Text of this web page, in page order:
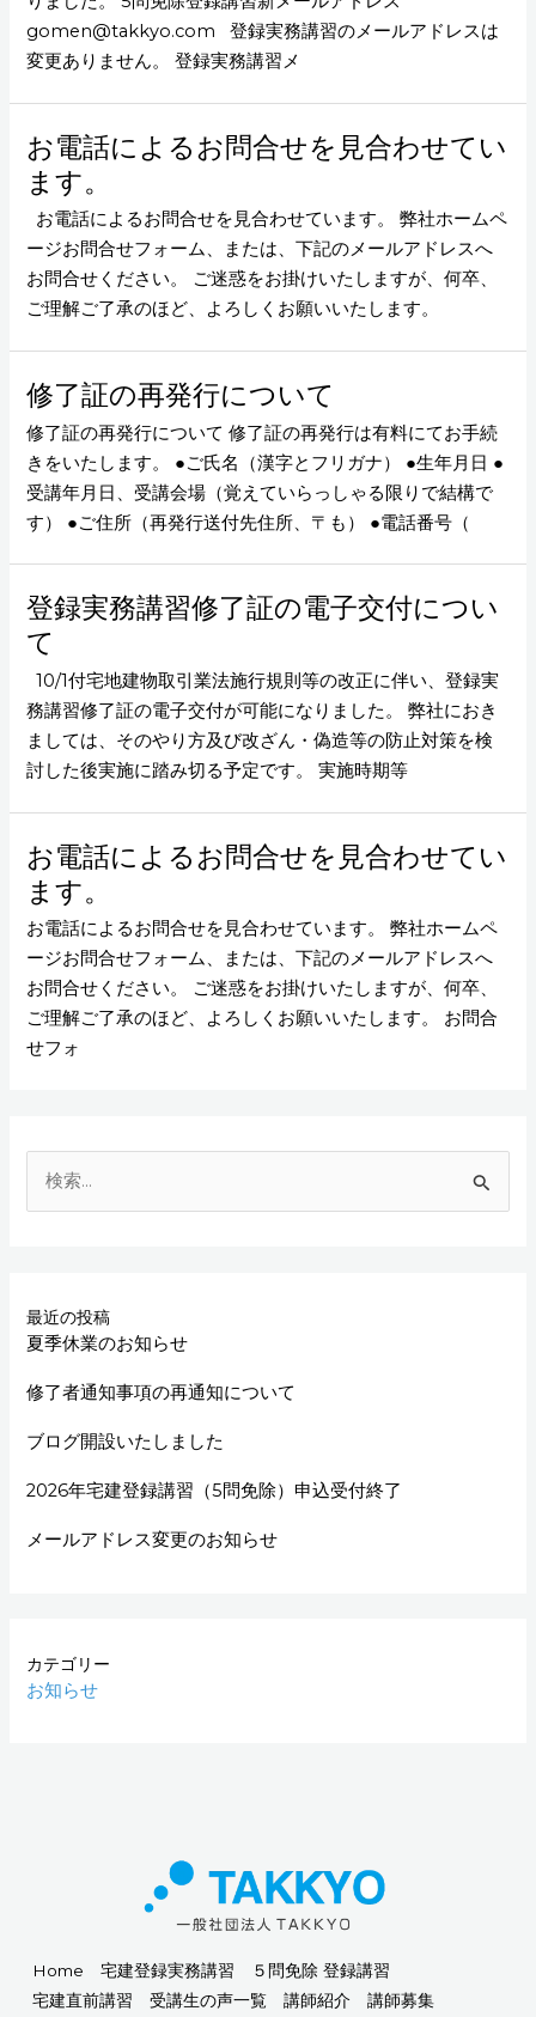
gomen@takkyo.com 登録実務講習のメールアドレスは
変更ありません。 登録実務講習メ
お電話によるお問合せを見合わせてい
ます。
お電話によるお問合せを見合わせています。 弊社ホームペ
ージお問合せフォーム、または、下記のメールアドレスへ
お問合せください。 ご迷惑をお掛けいたしますが、何卒、
ご理解ご了承のほど、よろしくお願いいたします。
修了証の再発行について
修了証の再発行について 修了証の再発行は有料にてお手続
きをいたします。 ●ご氏名（漢字とフリガナ） ●生年月日 ●
受講年月日、受講会場（覚えていらっしゃる限りで結構で
す） ●ご住所（再発行送付先住所、〒も） ●電話番号（
登録実務講習修了証の電子交付につい
て
10/1付宅地建物取引業法施行規則等の改正に伴い、登録実
務講習修了証の電子交付が可能になりました。 弊社におき
ましては、そのやり方及び改ざん・偽造等の防止対策を検
討した後実施に踏み切る予定です。 実施時期等
お電話によるお問合せを見合わせてい
ます。
お電話によるお問合せを見合わせています。 弊社ホームペ
ージお問合せフォーム、または、下記のメールアドレスへ
お問合せください。 ご迷惑をお掛けいたしますが、何卒、
ご理解ご了承のほど、よろしくお願いいたします。 お問合
せフォ
:最近の投稿
夏季休業のお知らせ
修了者通知事項の再通知について
ブログ開設いたしました
2026年宅建登録講習（5問免除）申込受付終了
メールアドレス変更のお知らせ
カテゴリー
お知らせ
Home 宅建登録実務講習
５問免除 登録講習
宅建直前講習
受講生の声一覧 講師紹介 講師募集